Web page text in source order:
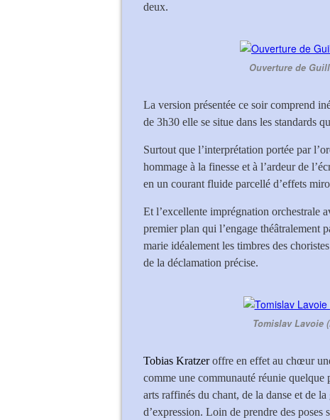
deux.
Ouverture de
La version présentée ce soir comprend
de 3h30 elle se situe dans les standards
Surtout que l’interprétation portée par
hommage à la finesse et à l’ardeur de
en un courant fluide parcellé d’effets
Et l’excellente imprégnation orchestrale
premier plan qui l’engage théâtralement
marie idéalement les timbres des
de la déclamation précise.
Tomislav Lavoie
Tobias Kratzeroffre en effet au chœur
comme une communauté réunie quelque
arts raffinés du chant, de la danse et de
d’expression. Loin de prendre des poses